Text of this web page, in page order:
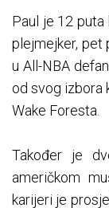
Paul je 12 puta
plejmejker, pet
u All-NBA
od svog izbora
Wake Foresta.
Također je
američkom
karijeri je